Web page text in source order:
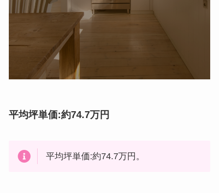
平均坪単価:約74.7万円
平均坪単価:約74.7万円。